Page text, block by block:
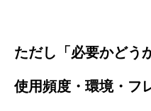
ただし「必要かどう
使用頻度・環境・フ